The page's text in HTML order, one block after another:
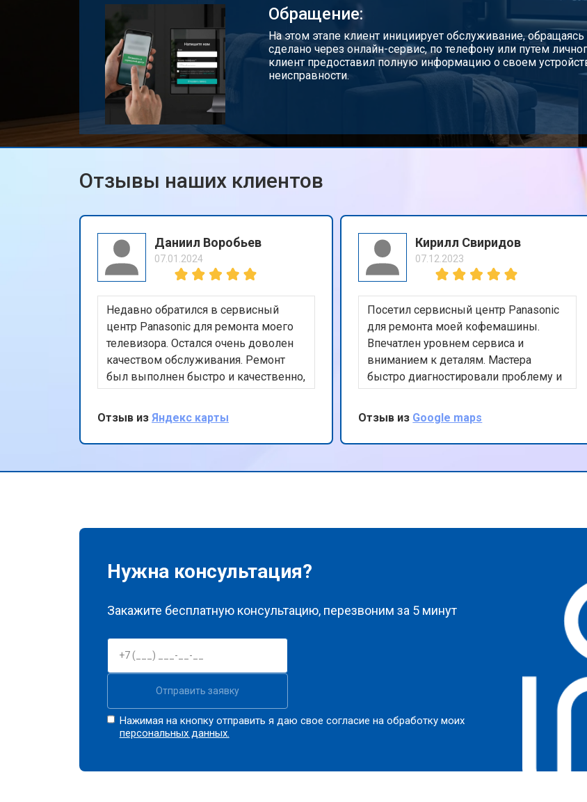
Обращение:
На этом этапе клиент инициирует обслуживание,
сделано через онлайн-сервис, по телефону или путем
клиент предоставил полную информацию о своем
неисправности.
Отзывы наших клиентов
Даниил Воробьев
07.01.2024
Недавно обратился в сервисный
центр Panasonic для ремонта моего
телевизора. Остался очень доволен
качеством обслуживания. Ремонт
был выполнен быстро и качественно,
а использование оригинальных
запчастей дает уверенность в
долговечности ремонта. Также
порадовала бесплатная доставка
профессионализм и внимание к
Отзыв из Яндекс карты
Кирилл Свиридов
07.12.2023
Посетил сервисный центр Panasonic
для ремонта моей кофемашины.
Впечатлен уровнем сервиса и
вниманием к деталям. Мастера
быстро диагностировали проблему и
эффективно устранили ее. Ценю их
честность и прозрачность в работе.
Отличный сервис, который я бы
рекомендовал всем владельцам
Отзыв из Google maps
Нужна консультация?
Закажите бесплатную консультацию, перезвоним за 5 минут
Отправить заявку
Нажимая на кнопку отправить я даю свое согласие на обработку моих
персональных данных.